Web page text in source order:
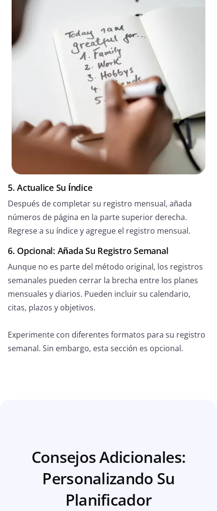
5. Actualice Su Índice
Después de completar su registro mensual, añada
números de página en la parte superior derecha.
Regrese a su índice y agregue el registro mensual.
6. Opcional: Añada Su Registro Semanal
Aunque no es parte del método original, los registros
semanales pueden cerrar la brecha entre los planes
mensuales y diarios. Pueden incluir su calendario,
citas, plazos y objetivos.
Experimente con diferentes formatos para su registro
semanal. Sin embargo, esta sección es opcional.
Consejos Adicionales:
Personalizando Su
Planificador